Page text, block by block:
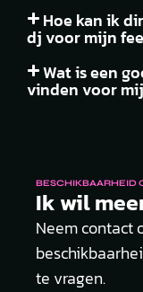
Hoe kan ik
dj voor mijn
Wat is een
vinden voor
BESCHIKBAARHEID
Ik wil
Neem contact
te vragen.